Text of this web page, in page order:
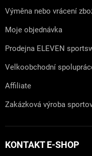
Výměna nebo vrácení
Moje objednávka
Prodejna ELEVEN
Velkoobchodní
Affiliate
Zakázková výroba
KONTAKT E-SHOP